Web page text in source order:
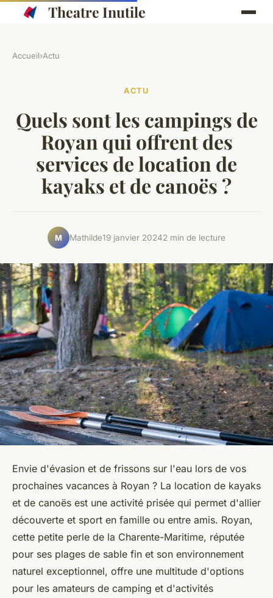
Theatre Inutile
Accueil›Actu
ACTU
Quels sont les campings de
Royan qui offrent des
services de location de
kayaks et de canoës ?
M Mathilde19 janvier 20242 min de lecture
Envie d'évasion et de frissons sur l'eau lors de vos
prochaines vacances à Royan ? La location de kayaks
et de canoës est une activité prisée qui permet d'allier
découverte et sport en famille ou entre amis. Royan,
cette petite perle de la Charente-Maritime, réputée
pour ses plages de sable fin et son environnement
naturel exceptionnel, offre une multitude d'options
pour les amateurs de camping et d'activités